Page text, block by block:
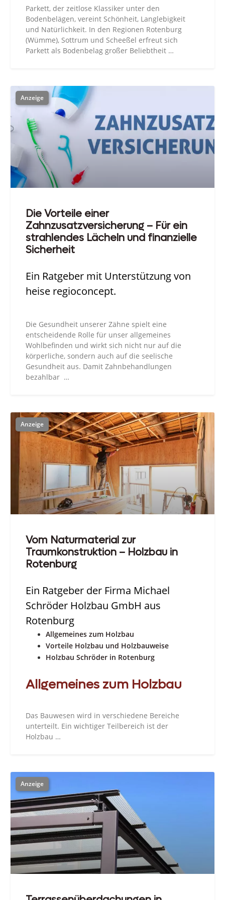
Parkett, der zeitlose Klassiker unter den
Bodenbelägen, vereint Schönheit, Langlebigkeit
und Natürlichkeit. In den Regionen Rotenburg
(Wümme), Sottrum und Scheeßel erfreut sich
Parkett als Bodenbelag großer Beliebtheit …
Die Vorteile einer
Zahnzusatzversicherung – Für ein
strahlendes Lächeln und finanzielle
Sicherheit
Ein Ratgeber mit Unterstützung von
heise regioconcept.
Die Gesundheit unserer Zähne spielt eine
entscheidende Rolle für unser allgemeines
Wohlbefinden und wirkt sich nicht nur auf die
körperliche, sondern auch auf die seelische
Gesundheit aus. Damit Zahnbehandlungen
bezahlbar …
Vom Naturmaterial zur
Traumkonstruktion – Holzbau in
Rotenburg
Ein Ratgeber der Firma Michael
Schröder Holzbau GmbH aus
Rotenburg
Allgemeines zum Holzbau
Vorteile Holzbau und Holzbauweise
Holzbau Schröder in Rotenburg
Allgemeines zum Holzbau
Das Bauwesen wird in verschiedene Bereiche
unterteilt. Ein wichtiger Teilbereich ist der
Holzbau …